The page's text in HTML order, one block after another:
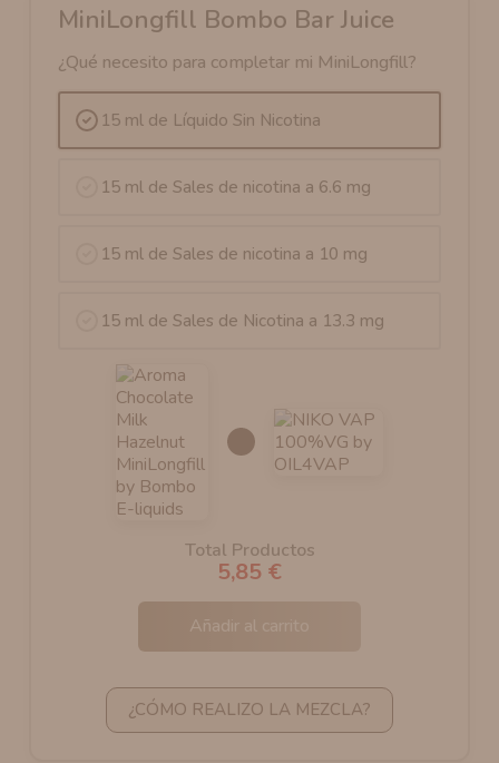
MiniLongfill Bombo Bar Juice
¿Qué necesito para completar mi MiniLongfill?
15 ml de Líquido Sin Nicotina
15 ml de Sales de nicotina a 6.6 mg
15 ml de Sales de nicotina a 10 mg
15 ml de Sales de Nicotina a 13.3 mg
Total Productos
5,85 €
Añadir al carrito
¿CÓMO REALIZO LA MEZCLA?